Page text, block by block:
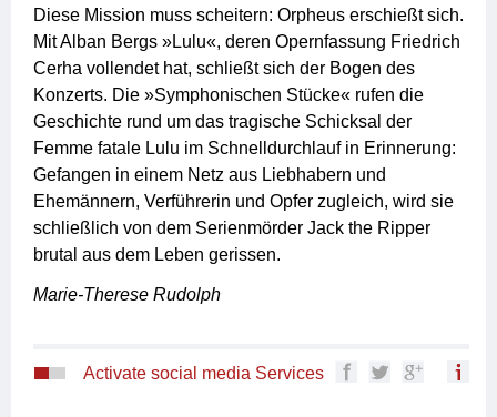
Diese Mission muss scheitern: Orpheus erschießt sich.
Mit Alban Bergs »Lulu«, deren Opernfassung Friedrich
Cerha vollendet hat, schließt sich der Bogen des
Konzerts. Die »Symphonischen Stücke« rufen die
Geschichte rund um das tragische Schicksal der
Femme fatale Lulu im Schnelldurchlauf in Erinnerung:
Gefangen in einem Netz aus Liebhabern und
Ehemännern, Verführerin und Opfer zugleich, wird sie
schließlich von dem Serienmörder Jack the Ripper
brutal aus dem Leben gerissen.
Marie-Therese Rudolph
Activate social media Services